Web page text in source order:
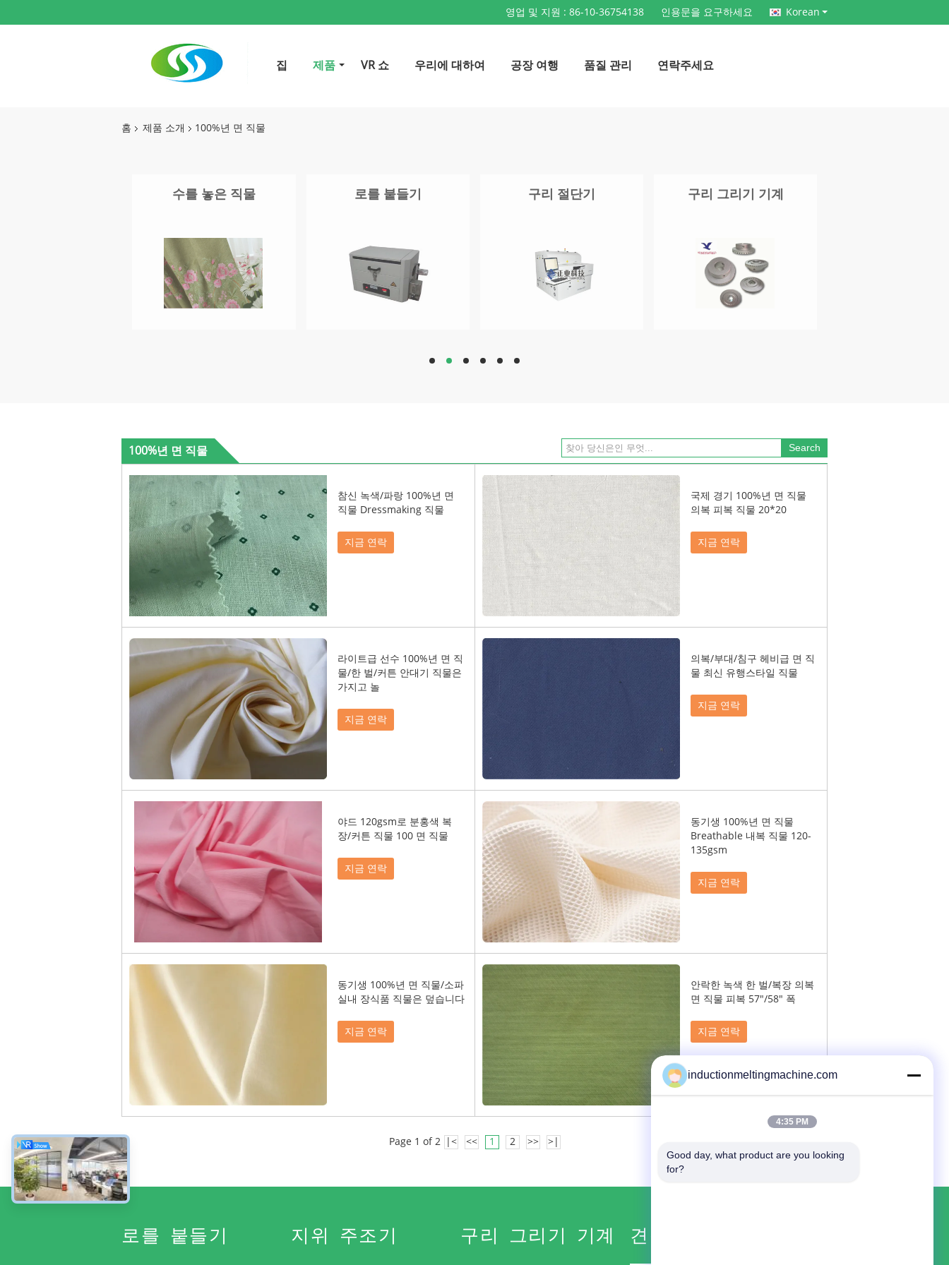
영업 및 지원 : 86-10-36754138 인용문을 요구하세요 Korean
집 제품 VR 쇼 우리에 대하여 공장 여행 품질 관리 연락주세요
홈 제품 소개 100%년 면 직물
수를 놓은 직물 로를 붙들기 구리 절단기 구리 그리기 기계
hd hd hd hd hd hd
100%년 면 직물
참신 녹색/파랑 100%년 면
직물 Dressmaking 직물
지금 연락
국제 경기 100%년 면 직물
의복 피복 직물 20*20
지금 연락
라이트급 선수 100%년 면 직
물/한 벌/커튼 안대기 직물은
가지고 놀
지금 연락
의복/부대/침구 헤비급 면 직
물 최신 유행스타일 직물
지금 연락
야드 120gsm로 분홍색 복
장/커튼 직물 100 면 직물
지금 연락
동기생 100%년 면 직물
Breathable 내복 직물 120-
135gsm
지금 연락
동기생 100%년 면 직물/소파
실내 장식품 직물은 덮습니다
지금 연락
안락한 녹색 한 벌/복장 의복
면 직물 피복 57"/58" 폭
지금 연락
Page 1 of 2 |< << 1 2 >> >|
로를 붙들기 지위 주조기 구리 그리기 기계 견적 요청
inductionmeltingmachine.com
4:35 PM
Good day, what product are you looking
for?